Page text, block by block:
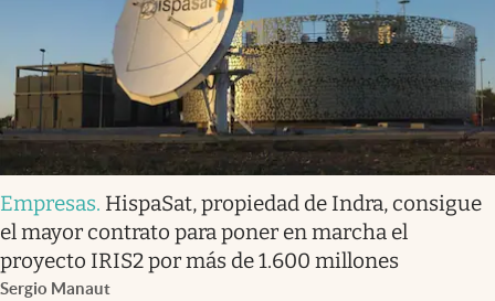
Empresas. HispaSat, propiedad de Indra, consigue
el mayor contrato para poner en marcha el
proyecto IRIS2 por más de 1.600 millones
Sergio Manaut